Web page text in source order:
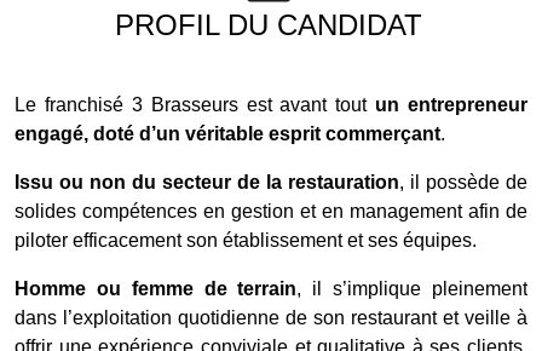
PROFIL DU CANDIDAT
Le franchisé 3 Brasseurs est avant tout un entrepreneur
engagé, doté d’un véritable esprit commerçant.
Issu ou non du secteur de la restauration, il possède de
solides compétences en gestion et en management afin de
piloter efficacement son établissement et ses équipes.
Homme ou femme de terrain, il s’implique pleinement
dans l’exploitation quotidienne de son restaurant et veille à
offrir une expérience conviviale et qualitative à ses clients.